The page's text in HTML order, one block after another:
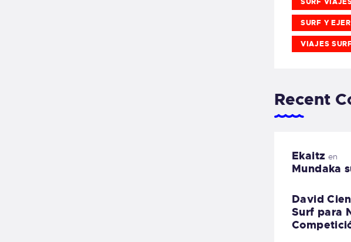
SURF Y
VIAJES
Recent
Ekaitz en
Mundaka
David
Surf para